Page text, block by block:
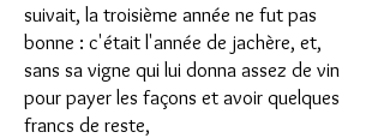
suivait, la troisième année ne fut pas
bonne : c'était l'année de jachère, et,
sans sa vigne qui lui donna assez de vin
pour payer les façons et avoir quelques
francs de reste,